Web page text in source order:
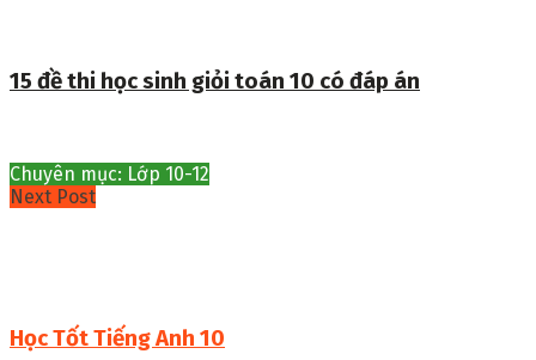
15 đề thi học sinh giỏi toán 10 có đáp án
Chuyên mục: Lớp 10-12
Next Post
Học Tốt Tiếng Anh 10